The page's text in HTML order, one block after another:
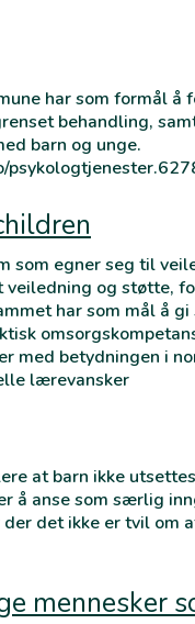
har som formål å
behandling,
barn og unge.
som egner seg til
og støtte,
har som mål å
med betydningen i
lærevansker
at barn ikke
å anse som særlig
det ikke er tvil om
mennesker